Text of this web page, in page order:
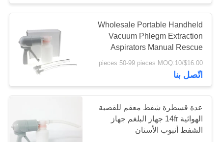
طقم الإسعافات
الأولية للسيارة
9
Wholesale Portable Handheld
Vacuum Phlegm Extraction
Aspirators Manual Rescue
Phlegm Suction 300ML
$16.00/pieces 50-99 pieces MOQ:10
اتّصل بنا
عدة قسطرة شفط معقم للقصبة
الهوائية 14fr جهاز البلغم جهاز
الشفط أنبوب الأسنان